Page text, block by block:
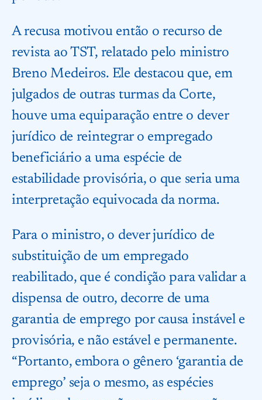
A recusa motivou então o recurso de
revista ao TST, relatado pelo ministro
Breno Medeiros. Ele destacou que, em
julgados de outras turmas da Corte,
houve uma equiparação entre o dever
jurídico de reintegrar o empregado
beneficiário a uma espécie de
estabilidade provisória, o que seria uma
interpretação equivocada da norma.
Para o ministro, o dever jurídico de
substituição de um empregado
reabilitado, que é condição para validar a
dispensa de outro, decorre de uma
garantia de emprego por causa instável e
provisória, e não estável e permanente.
“Portanto, embora o gênero ‘garantia de
emprego’ seja o mesmo, as espécies